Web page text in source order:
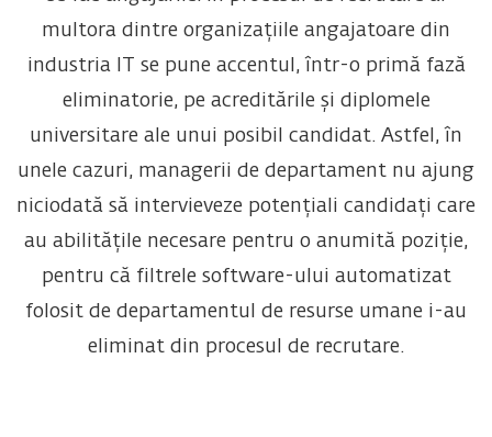
multora dintre organizațiile angajatoare din
industria IT se pune accentul, într-o primă fază
eliminatorie, pe acreditările și diplomele
universitare ale unui posibil candidat. Astfel, în
unele cazuri, managerii de departament nu ajung
niciodată să intervieveze potențiali candidați care
au abilitățile necesare pentru o anumită poziție,
pentru că filtrele software-ului automatizat
folosit de departamentul de resurse umane i-au
eliminat din procesul de recrutare.